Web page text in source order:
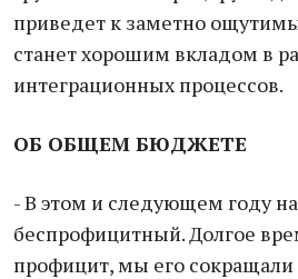
приведет к заметно
станет хорошим вкладом в
интеграционных процессов.
ОБ ОБЩЕМ БЮДЖЕТЕ
- В этом и следующем году
беспрофицитный. Долгое
профицит, мы его сокращали